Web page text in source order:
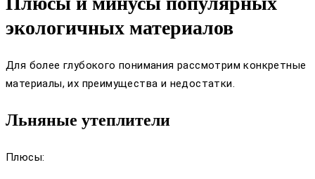
экологичных материалов
Для более глубокого понимания рассмотрим конкретные
материалы, их преимущества и недостатки.
Льняные утеплители
Плюсы: